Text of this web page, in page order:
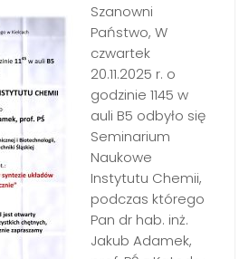
Szanowni
Państwo, W
czwartek
20.11.2025 r. o
godzinie 1145 w
auli B5 odbyło się
Seminarium
Naukowe
Instytutu Chemii,
podczas którego
Pan dr hab. inż.
Jakub Adamek,